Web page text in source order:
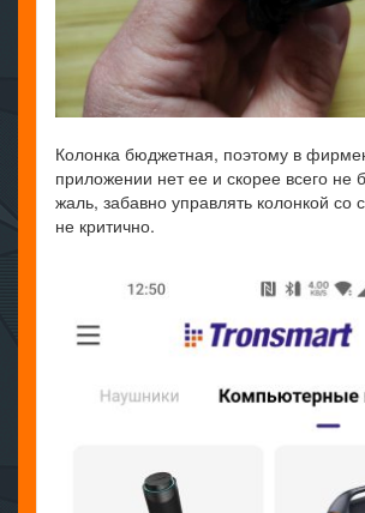
Колонка бюджетная, поэтому в
приложении нет ее и скорее всего не
жаль, забавно управлять колонкой
не критично.